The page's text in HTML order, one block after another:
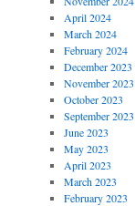
April 2024
March 2024
February 2024
December 2023
November 2023
October 2023
September 2023
June 2023
May 2023
April 2023
March 2023
February 2023